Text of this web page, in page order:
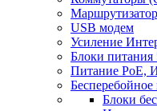
USB модем
Усиление
Блоки питания
Питание PoE,
Бесперебойное
Блоки